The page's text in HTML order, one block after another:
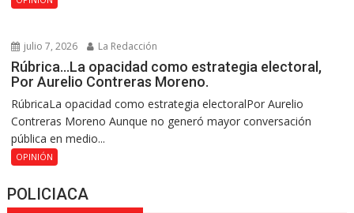
julio 7, 2026 La Redacción
Rúbrica…La opacidad como estrategia electoral,
Por Aurelio Contreras Moreno.
RúbricaLa opacidad como estrategia electoralPor Aurelio
Contreras Moreno Aunque no generó mayor conversación
pública en medio...
OPINIÓN
POLICIACA